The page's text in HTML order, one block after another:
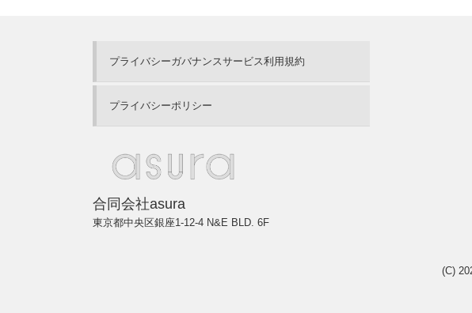
プライバシーガバナンスサービス利用規約
プライバシーポリシー
合同会社asura
東京都中央区銀座1-12-4 N&E BLD. 6F
(C)